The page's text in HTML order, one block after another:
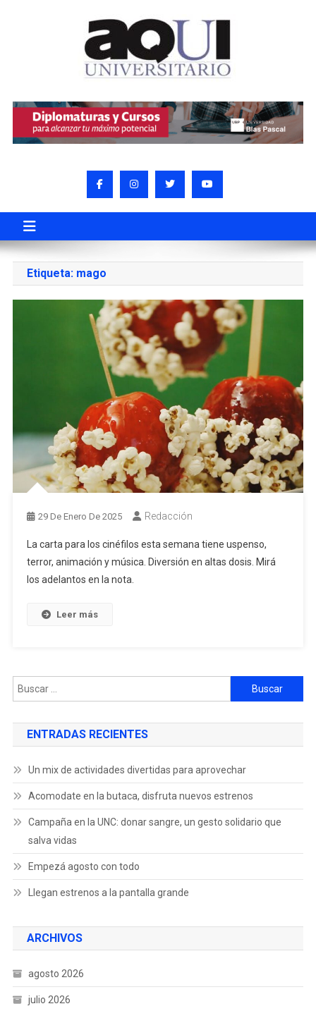
Etiqueta: mago
29 De Enero De 2025 Redacción
La carta para los cinéfilos esta semana tiene uspenso,
terror, animación y música. Diversión en altas dosis. Mirá
los adelantos en la nota.
Leer más
ENTRADAS RECIENTES
Un mix de actividades divertidas para aprovechar
Acomodate en la butaca, disfruta nuevos estrenos
Campaña en la UNC: donar sangre, un gesto solidario que
salva vidas
Empezá agosto con todo
Llegan estrenos a la pantalla grande
ARCHIVOS
agosto 2026
julio 2026